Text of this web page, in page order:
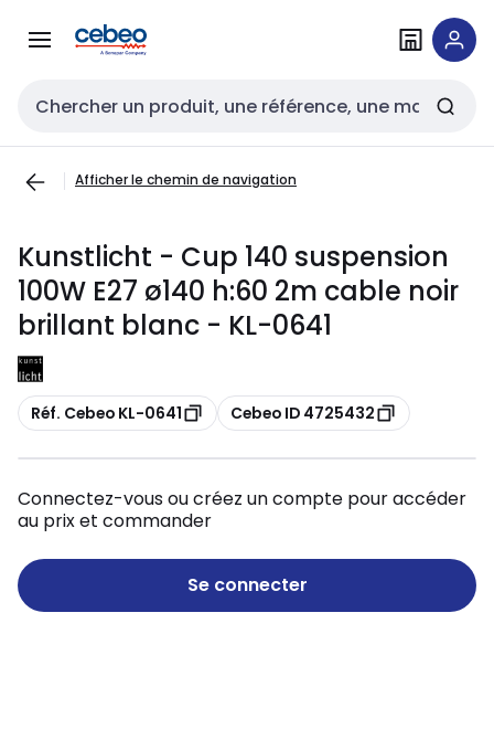
navigationau
Entrée de recherche
Afficher le chemin de navigation
Kunstlicht - Cup 140 suspension
100W E27 ø140 h:60 2m cable noir
brillant blanc - KL-0641
Copier
Réf. Cebeo KL-0641 Copier
Cebeo ID 4725432
Connectez-vous ou créez un compte pour accéder
au prix et commander
Se connecter